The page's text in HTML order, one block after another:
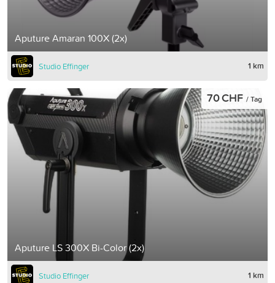
Aputure Amaran 100X (2x)
Studio Effinger 1 km
Aputure LS 300X Bi-Color (2x)
70 CHF / Tag
Studio Effinger 1 km